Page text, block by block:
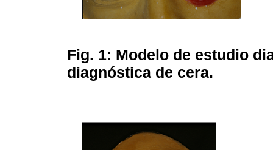
Fig. 1: Modelo de estudio
diagnóstica de cera.